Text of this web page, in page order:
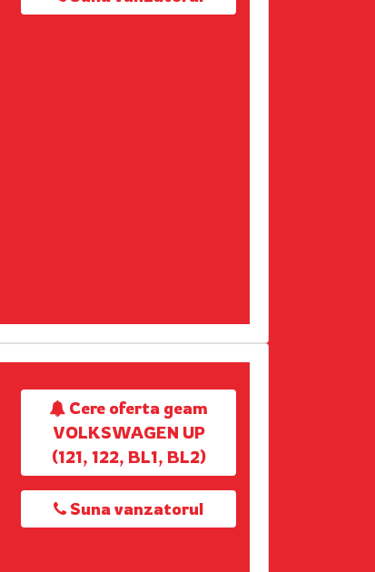
Cere oferta geam
VOLKSWAGEN UP
(121, 122, BL1, BL2)
Suna vanzatorul